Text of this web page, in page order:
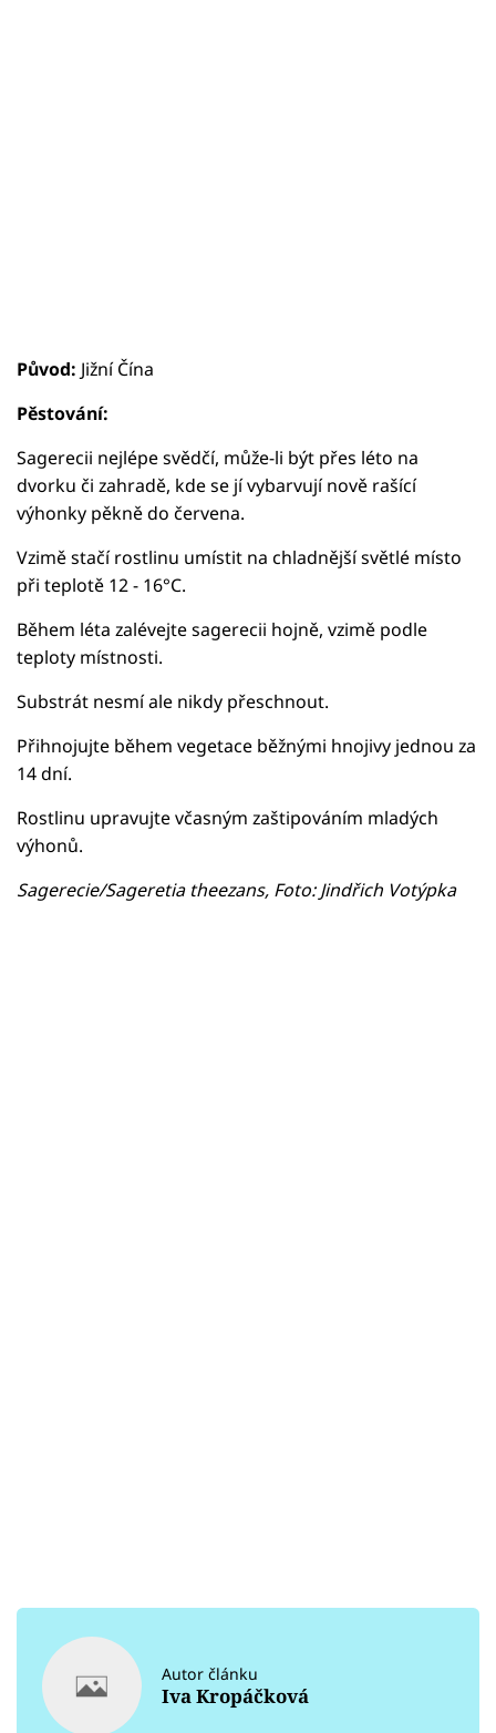
Původ: Jižní Čína
Pěstování:
Sagerecii nejlépe svědčí, může-li být přes léto na
dvorku či zahradě, kde se jí vybarvují nově rašící
výhonky pěkně do červena.
Vzimě stačí rostlinu umístit na chladnější světlé místo
při teplotě 12 - 16°C.
Během léta zalévejte sagerecii hojně, vzimě podle
teploty místnosti.
Substrát nesmí ale nikdy přeschnout.
Přihnojujte během vegetace běžnými hnojivy jednou za
14 dní.
Rostlinu upravujte včasným zaštipováním mladých
výhonů.
Sagerecie/Sageretia theezans, Foto: Jindřich Votýpka
Autor článku
Iva Kropáčková